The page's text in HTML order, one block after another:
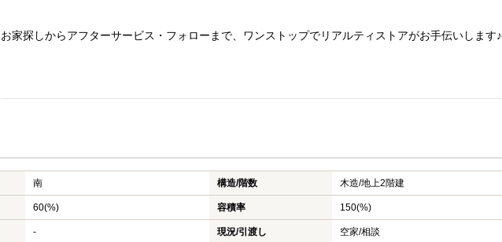
お家探しからアフターサービス・フォローまで、ワンストップでリアルティストアがお手伝いします♪
南 構造/階数 木造/地上2階建
60(%) 容積率 150(%)
- 現況/引渡し 空家/相談